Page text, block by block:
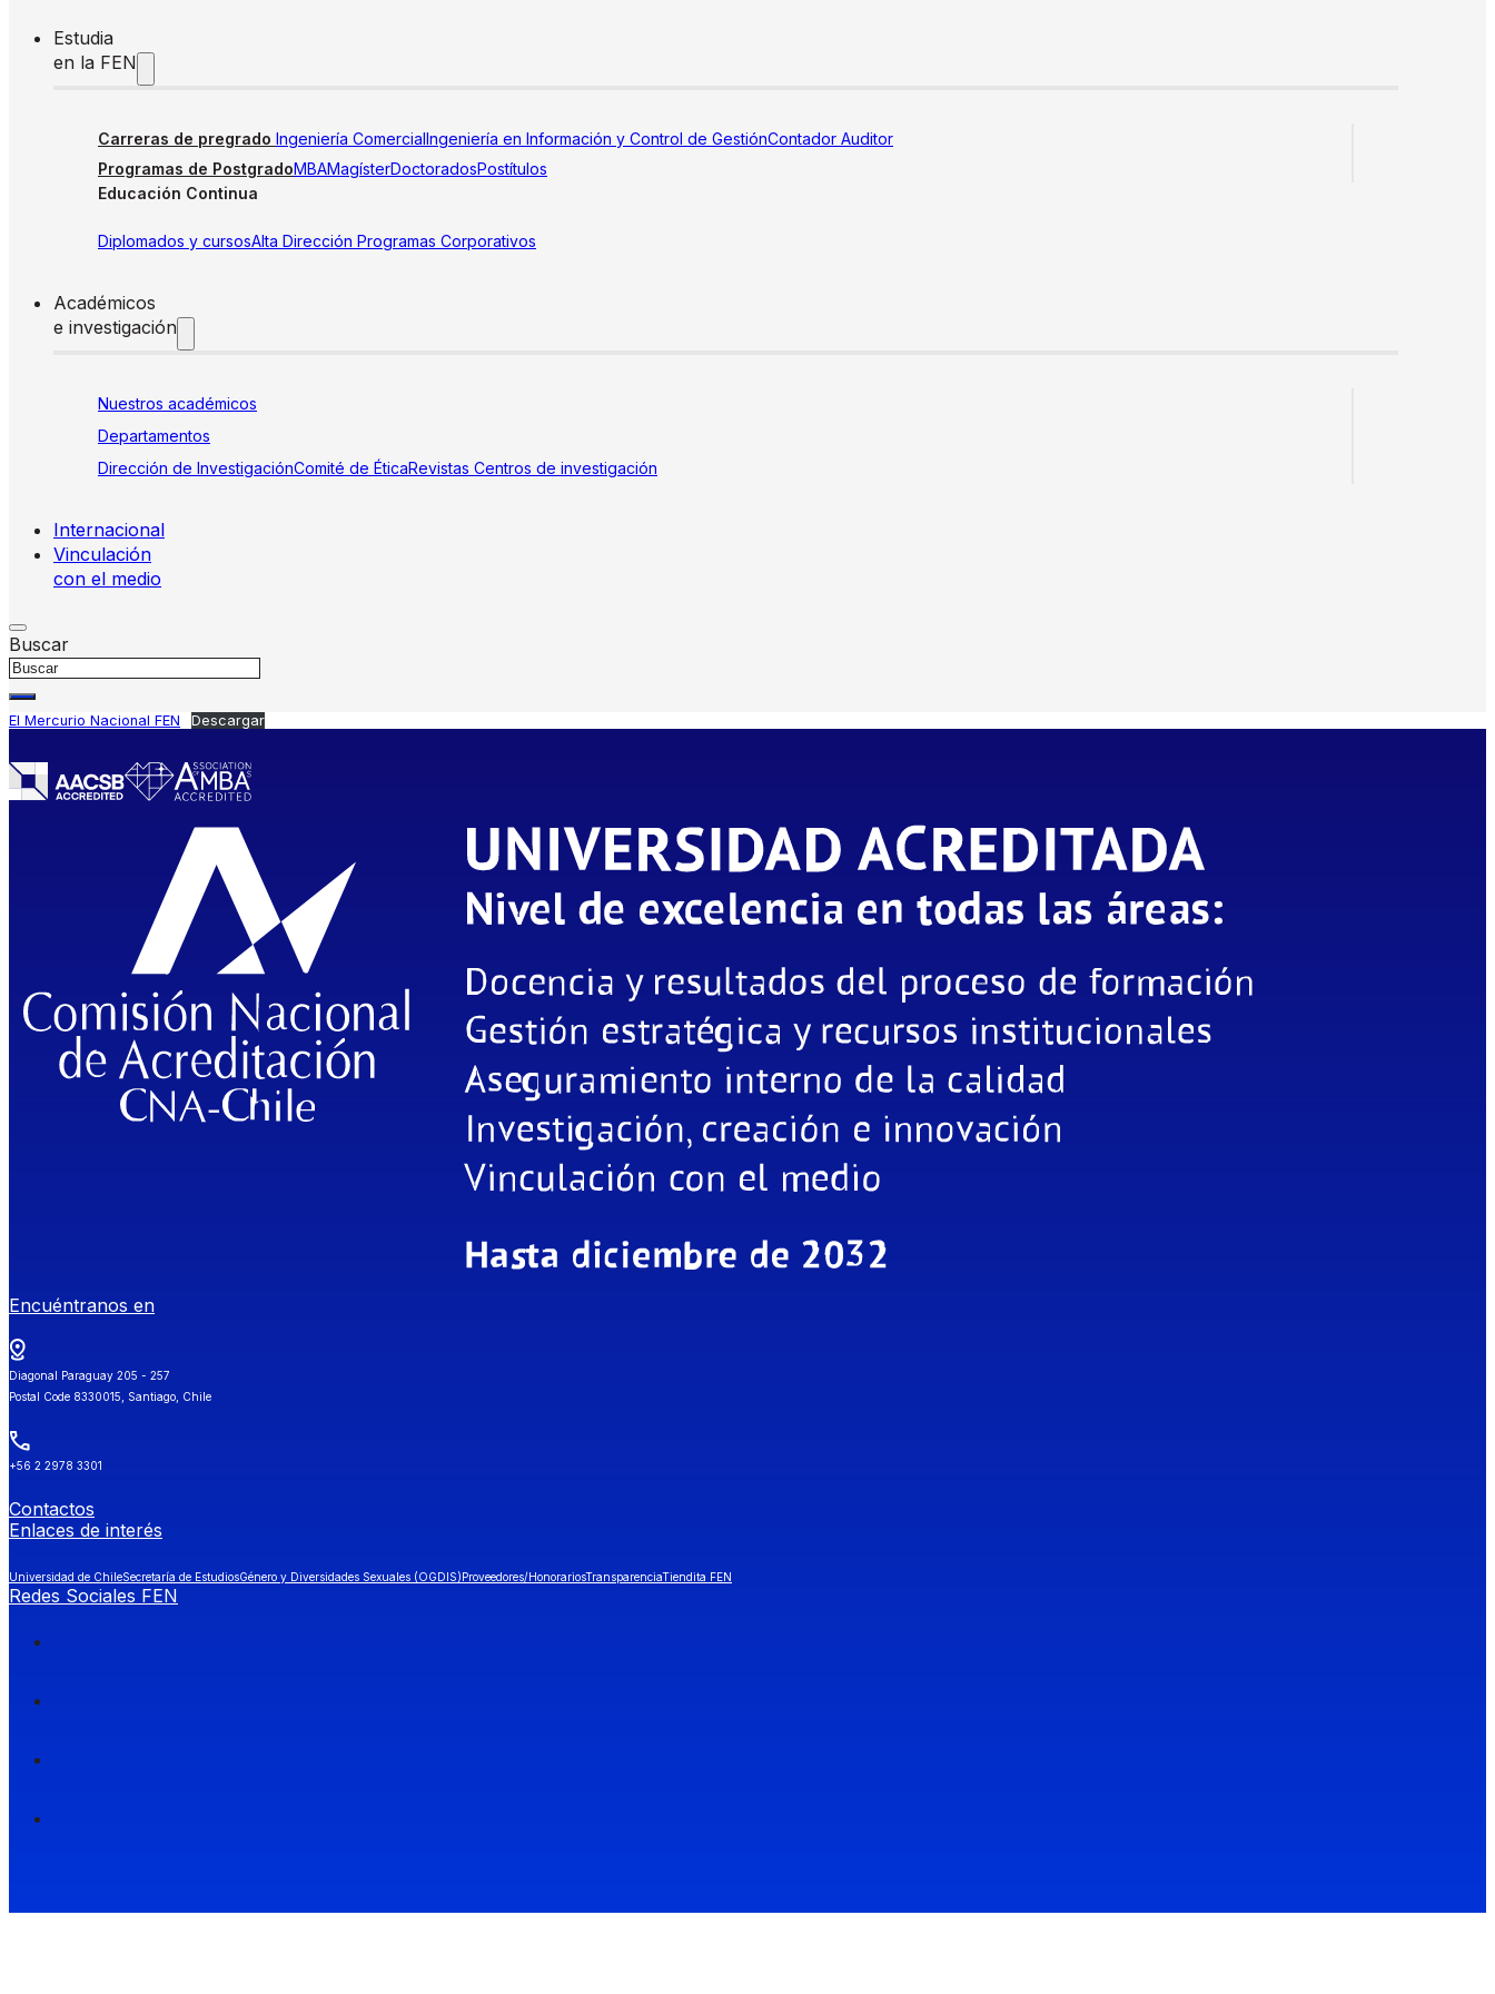
Estudia
en la FEN
Carreras de pregrado Ingeniería ComercialIngeniería en Información y Control de GestiónContador Auditor
Programas de PostgradoMBAMagísterDoctoradosPostítulos
Educación Continua
Diplomados y cursosAlta Dirección Programas Corporativos
Académicos
e investigación
Nuestros académicos
Departamentos
Dirección de InvestigaciónComité de ÉticaRevistas Centros de investigación
Internacional
Vinculación
con el medio
Buscar
El Mercurio Nacional FEN Descargar
Encuéntranos en
Diagonal Paraguay 205 - 257
Postal Code 8330015, Santiago, Chile
+56 2 2978 3301
Contactos
Enlaces de interés
Universidad de ChileSecretaría de EstudiosGénero y Diversidades Sexuales (OGDIS)Proveedores/HonorariosTransparenciaTiendita FEN
Redes Sociales FEN